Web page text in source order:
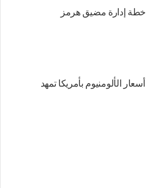
الألومنيوم بأمريكا تمهد